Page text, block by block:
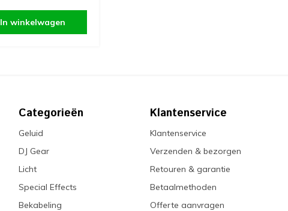
In winkelwagen
Categorieën
Geluid
DJ Gear
Licht
Special Effects
Bekabeling
Klantenservice
Klantenservice
Verzenden & bezorgen
Retouren & garantie
Betaalmethoden
Offerte aanvragen